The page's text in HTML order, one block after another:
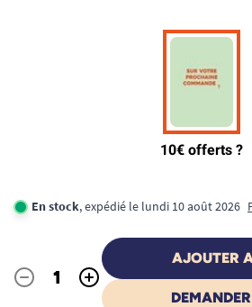
En stock, expédié le lundi 10 août 2026
Quantité
- +
AJOUTER